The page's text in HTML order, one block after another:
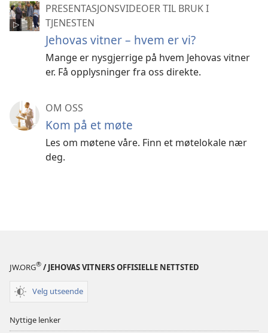
PRESENTASJONSVIDEOER TIL BRUK I
TJENESTEN
Jehovas vitner – hvem er vi?
Mange er nysgjerrige på hvem Jehovas vitner
er. Få opplysninger fra oss direkte.
OM OSS
Kom på et møte
Les om møtene våre. Finn et møtelokale nær
deg.
JW.ORG® / JEHOVAS VITNERS OFFISIELLE NETTSTED
Velg utseende
Nyttige lenker